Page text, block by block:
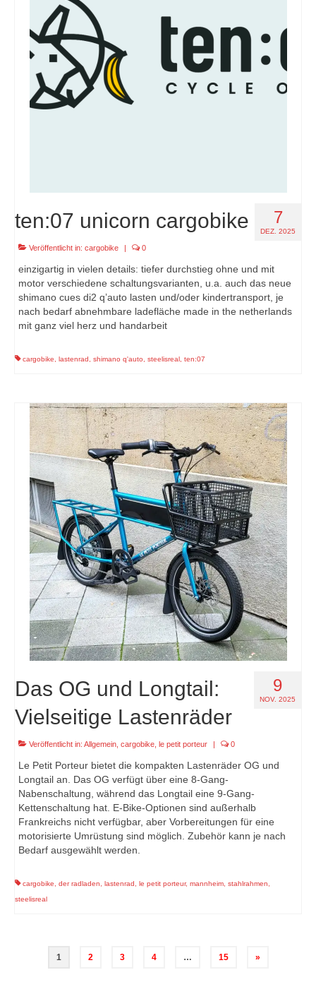
7
DEZ. 2025
ten:07 unicorn cargobike
Veröffentlicht in: cargobike | 0
einzigartig in vielen details: tiefer durchstieg ohne und mit
motor verschiedene schaltungsvarianten, u.a. auch das neue
shimano cues di2 q’auto lasten und/oder kindertransport, je
nach bedarf abnehmbare ladefläche made in the netherlands
mit ganz viel herz und handarbeit
cargobike lastenrad shimano q'auto steelisreal ten:07
9
NOV. 2025
Das OG und Longtail:
Vielseitige Lastenräder
Veröffentlicht in: Allgemein cargobike le petit porteur | 0
Le Petit Porteur bietet die kompakten Lastenräder OG und
Longtail an. Das OG verfügt über eine 8-Gang-
Nabenschaltung, während das Longtail eine 9-Gang-
Kettenschaltung hat. E-Bike-Optionen sind außerhalb
Frankreichs nicht verfügbar, aber Vorbereitungen für eine
motorisierte Umrüstung sind möglich. Zubehör kann je nach
Bedarf ausgewählt werden.
cargobike der radladen lastenrad le petit porteur, mannheim stahlrahmen
steelisreal
Seitennummerierung
1 2 3 4 … 15 »